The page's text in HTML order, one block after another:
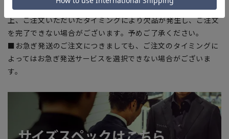
■店舗や各モールサイトと商品在庫を共有しております関係
上、ご注文いただいたタイミングにより欠品が発生し、ご注文
を完了できない場合がございます。予めご了承ください。
■お急ぎ発送のご注文につきましても、ご注文のタイミングに
よってはお急ぎ発送サービスを選択できない場合がございま
す。